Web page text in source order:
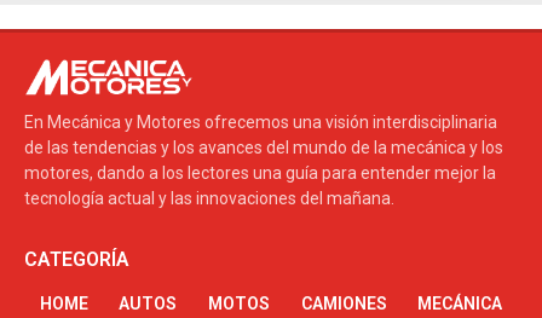
En Mecánica y Motores ofrecemos una visión interdisciplinaria
de las tendencias y los avances del mundo de la mecánica y los
motores, dando a los lectores una guía para entender mejor la
tecnología actual y las innovaciones del mañana.
CATEGORÍA
HOME AUTOS MOTOS CAMIONES MECÁNICA